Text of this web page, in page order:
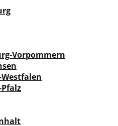
Vorpommern